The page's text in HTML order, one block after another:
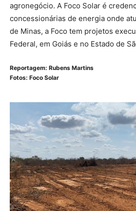
agronegócio. A Foco Solar é
concessionárias de energia onde
de Minas, a Foco tem projetos
Federal, em Goiás e no Estado de
Reportagem: Rubens Martins
Fotos: Foco Solar